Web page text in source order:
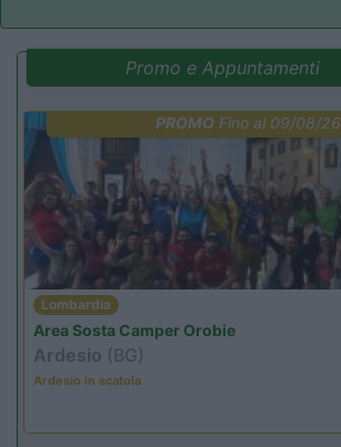
Promo e Appuntamenti
PROMO Fino al 09/08/26
Lombardia
Area Sosta Camper Orobie
Ardesio (BG)
Ardesio in scatola